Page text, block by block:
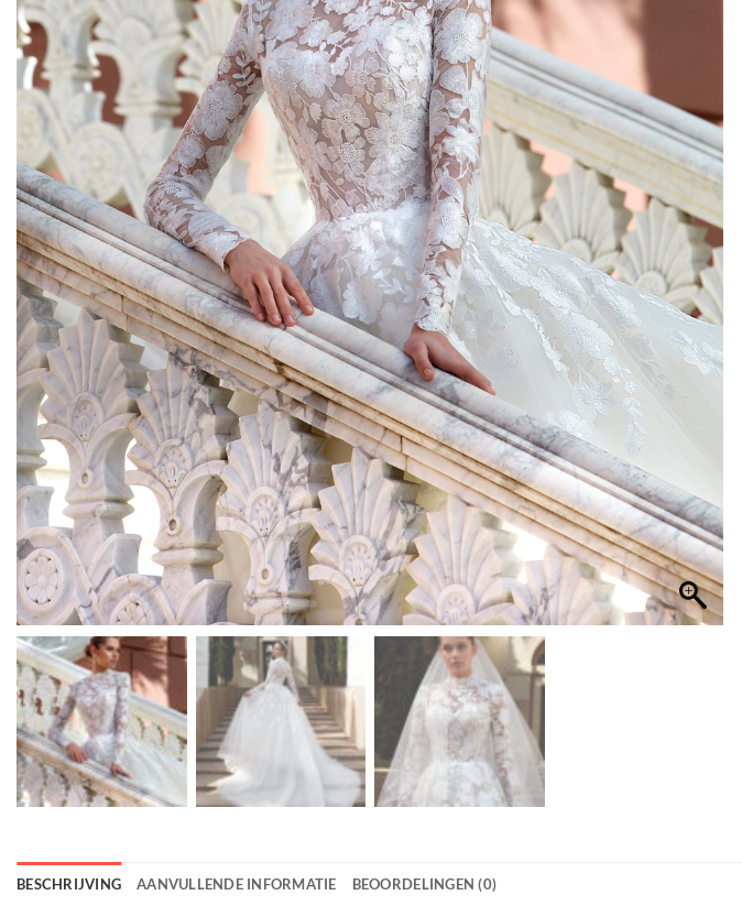
BESCHRIJVING AANVULLENDE INFORMATIE BEOORDELINGEN (0)